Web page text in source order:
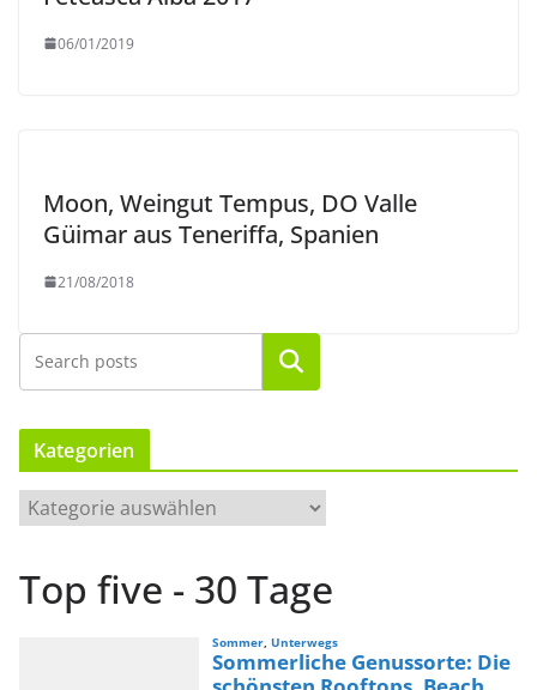
06/01/2019
Moon, Weingut Tempus, DO Valle
Güimar aus Teneriffa, Spanien
21/08/2018
Suchen
Kategorien
a
Top five - 30 Tage